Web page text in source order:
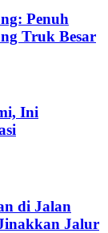
Penuh
Truk Besar
Ini
di Jalan
Jalur